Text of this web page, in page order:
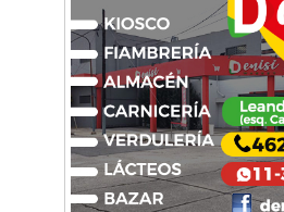
Descubrí la historia
del Club GEI
Club Morón celebró
fiestón
Fútbol, familia y
torneo de Ex Alumnos
Morón